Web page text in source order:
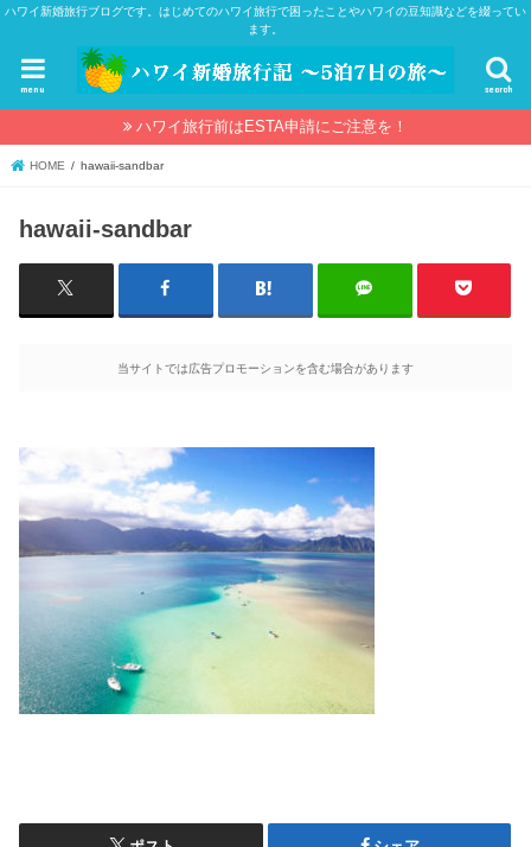
ハワイ新婚旅行ブログです。はじめてのハワイ旅行で困ったことやハワイの豆知識などを綴ってい
ます。
search
menu
ハワイ旅行前はESTA申請にご注意を！
HOME hawaii-sandbar
hawaii-sandbar
当サイトでは広告プロモーションを含む場合があります